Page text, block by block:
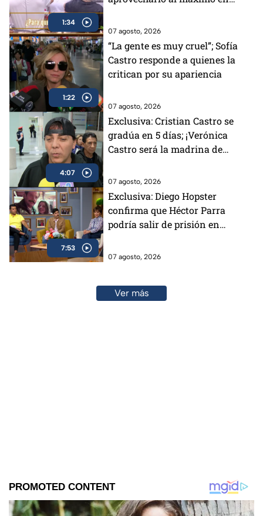
1:34
07 agosto, 2026
1:22
“La gente es muy cruel”; Sofía
Castro responde a quienes la
critican por su apariencia
07 agosto, 2026
4:07
Exclusiva: Cristian Castro se
gradúa en 5 días; ¡Verónica
Castro será la madrina de
07 agosto, 2026
7:53
Exclusiva: Diego Hopster
confirma que Héctor Parra
podría salir de prisión en
apoyo a Daniela en MasterChef
07 agosto, 2026
Ver más